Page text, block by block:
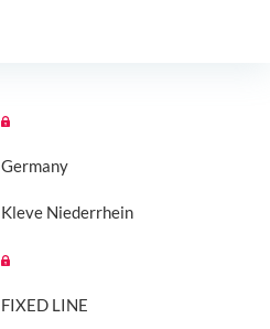
Germany
Kleve Niederrhein
FIXED LINE